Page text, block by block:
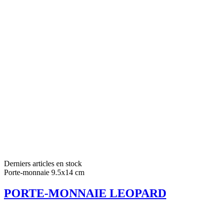
Derniers articles en stock
Porte-monnaie 9.5x14 cm
PORTE-MONNAIE LEOPARD